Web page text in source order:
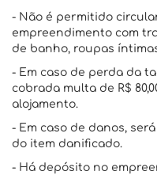
- Não é permitido
empreendimento com
de banho, roupas
- Em caso de perda da
cobrada multa de R$
alojamento.
- Em caso de danos,
do item danificado.
- Há depósito no